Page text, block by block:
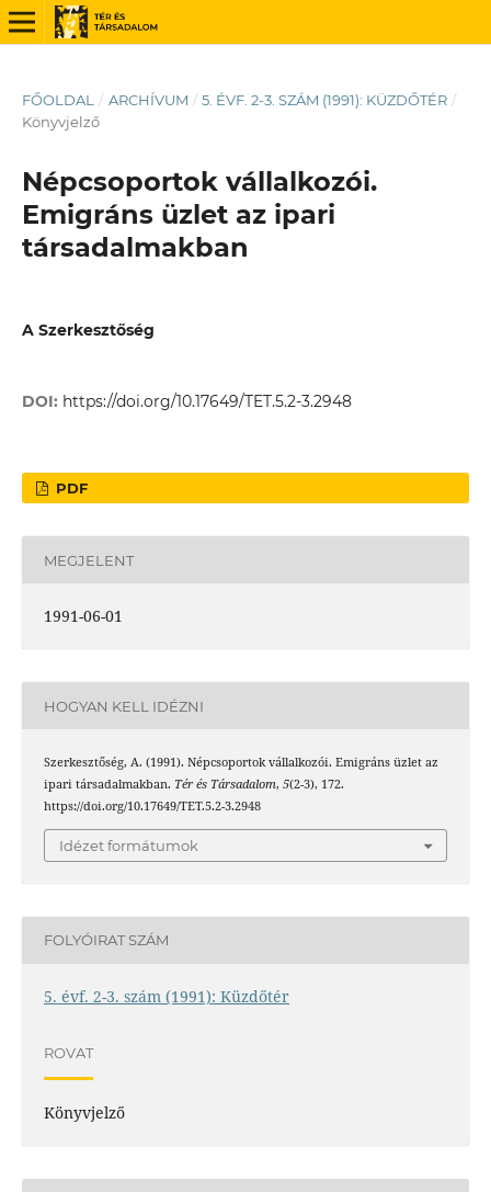
FŐOLDAL / ARCHÍVUM / 5. ÉVF. 2-3. SZÁM (1991): KÜZDŐTÉR /
Könyvjelző
Népcsoportok vállalkozói.
Emigráns üzlet az ipari
társadalmakban
A Szerkesztőség
DOI: https://doi.org/10.17649/TET.5.2-3.2948
PDF
MEGJELENT
1991-06-01
HOGYAN KELL IDÉZNI
Szerkesztőség, A. (1991). Népcsoportok vállalkozói. Emigráns üzlet az
ipari társadalmakban. Tér és Társadalom, 5(2-3), 172.
https://doi.org/10.17649/TET.5.2-3.2948
Idézet formátumok
FOLYÓIRAT SZÁM
5. évf. 2-3. szám (1991): Küzdőtér
ROVAT
Könyvjelző